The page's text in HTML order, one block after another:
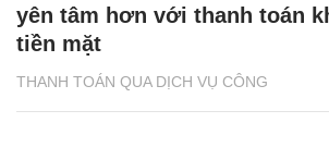
THANH TOÁN QUA DỊCH VỤ CÔNG
yên tâm hơn với thanh toán
tiền mặt